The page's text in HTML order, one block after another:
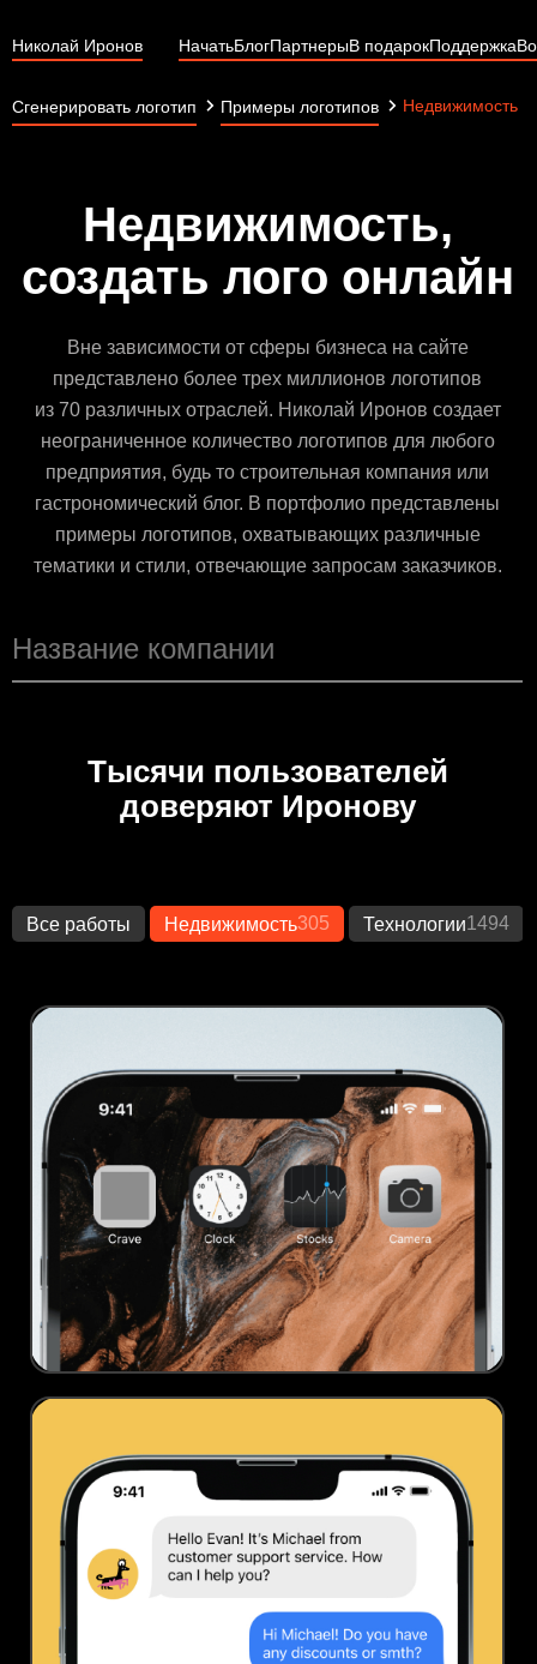
Николай Иронов НачатьБлогПартнерыВ подарокПоддержка
Сгенерировать логотип Примеры логотипов Недвижимость
Недвижимость,
создать лого онлайн
Вне зависимости от сферы бизнеса на сайте
представлено более трех миллионов логотипов
из 70 различных отраслей. Николай Иронов создает
неограниченное количество логотипов для любого
предприятия, будь то строительная компания или
гастрономический блог. В портфолио представлены
примеры логотипов, охватывающих различные
тематики и стили, отвечающие запросам заказчиков.
Тысячи пользователей
доверяют Иронову
Все работы Недвижимость305 Технологии1494